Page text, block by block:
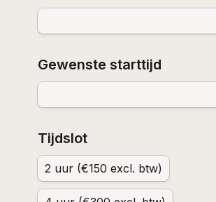
Gewenste starttijd
Tijdslot
2 uur (€150 excl. btw)